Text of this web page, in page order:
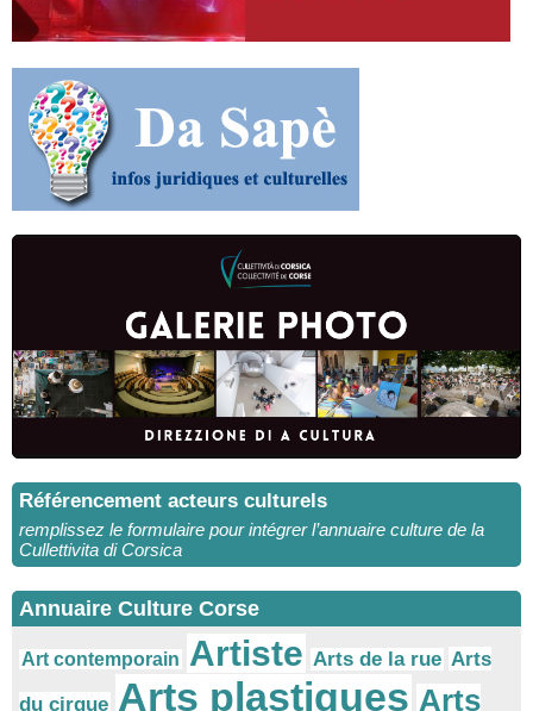
Référencement acteurs culturels
remplissez le formulaire pour intégrer l’annuaire culture de la
Cullettivita di Corsica
Annuaire Culture Corse
Art contemporain Artiste Arts de la rue Arts
du cirque Arts plastiques Arts